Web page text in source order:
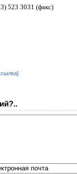
523 3031 (факс)
почта